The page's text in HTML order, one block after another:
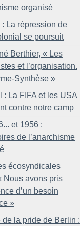
organisé
: La répression de
se poursuit
Berthier, « Les
et l’organisation.
Synthèse »
: La FIFA et les USA
contre notre camp
et 1956 :
de l’anarchisme
écosyndicales
Nous avons pris
d’un besoin
»
de la pride de Berlin :